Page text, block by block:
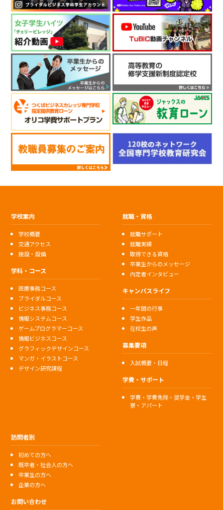
学校案内
学校概要
交通アクセス
施設・設備
学科・コース
医療事務コース
ブライダルコース
ビジネス事務コース
情報システムコース
ゲームプログラマーコース
情報ビジネスコース
グラフィックデザインコース
マンガ・イラストコース
デザイン研究課程
就職・資格
就職サポート
就職実績
取得できる資格
卒業生からのメッセージ
内定者インタビュー
キャンパスライフ
一年間の行事
学生作品
在校生の声
募集要項
入試概要・日程
学費・サポート
学費・学費免除・奨学金・学生
寮・アパート
訪問者別
初めての方へ
既卒者・社会人の方へ
卒業生の方へ
企業の方へ
お問い合わせ